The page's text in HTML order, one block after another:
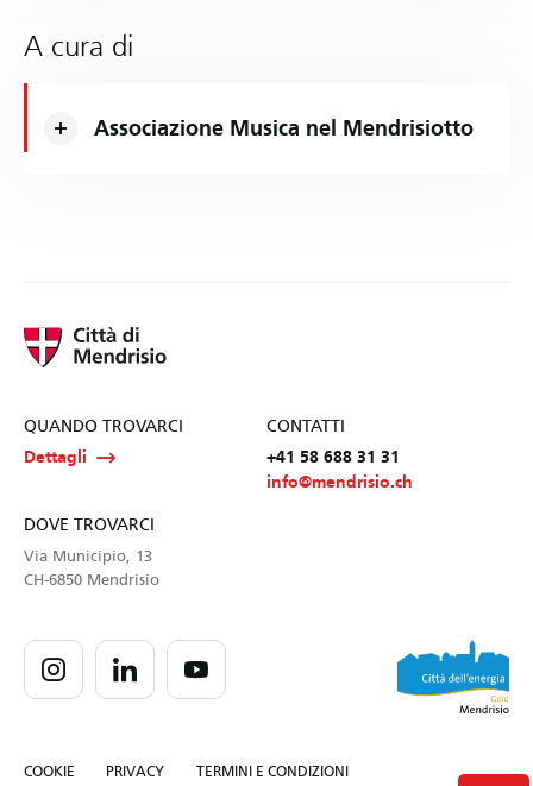
A cura di
Associazione Musica nel Mendrisiotto
QUANDO TROVARCI
Dettagli
CONTATTI
+41 58 688 31 31
info@mendrisio.ch
DOVE TROVARCI
Via Municipio, 13
CH-6850 Mendrisio
COOKIE PRIVACY TERMINI E CONDIZIONI